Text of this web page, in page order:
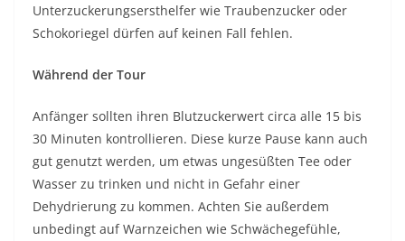
Unterzuckerungsersthelfer wie Traubenzucker oder
Schokoriegel dürfen auf keinen Fall fehlen.
Während der Tour
Anfänger sollten ihren Blutzuckerwert circa alle 15 bis
30 Minuten kontrollieren. Diese kurze Pause kann auch
gut genutzt werden, um etwas ungesüßten Tee oder
Wasser zu trinken und nicht in Gefahr einer
Dehydrierung zu kommen. Achten Sie außerdem
unbedingt auf Warnzeichen wie Schwächegefühle,